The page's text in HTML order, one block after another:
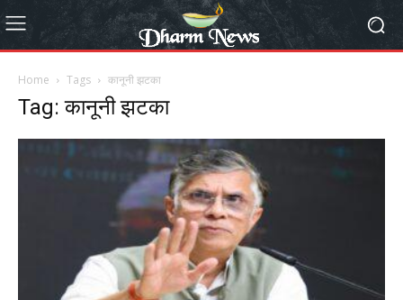
Home Tags कानूनी झटका
Tag: कानूनी झटका